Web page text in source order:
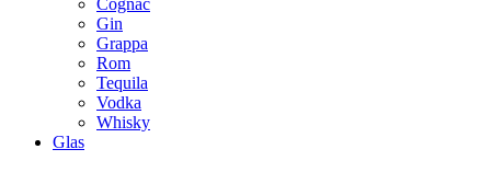
Gin
Grappa
Rom
Tequila
Vodka
Whisky
Glas